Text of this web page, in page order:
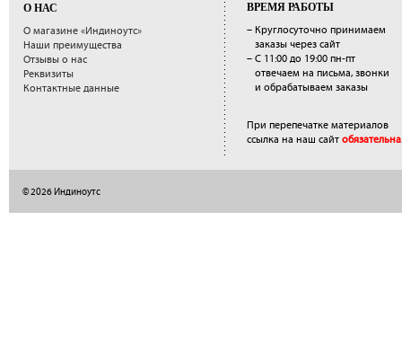
О НАС
О магазине «Индиноутс»
Наши преимущества
Отзывы о нас
Реквизиты
Контактные данные
ВРЕМЯ РАБОТЫ
– Круглосуточно принимаем
заказы через сайт
– С 11:00 до 19:00 пн-пт
отвечаем на письма, звонки
и обрабатываем заказы
При перепечатке материалов
ссылка на наш сайт обязательна.
© 2026 Индиноутс